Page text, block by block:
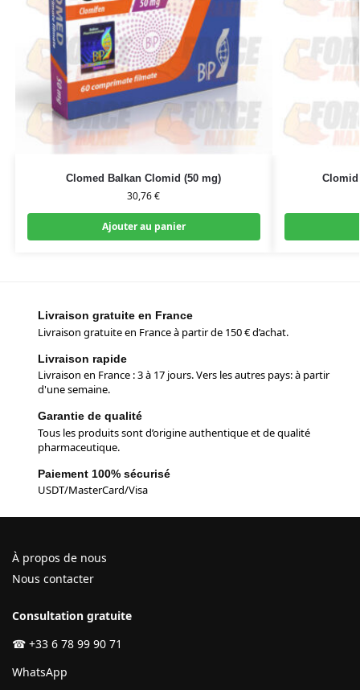
Clomed Balkan Clomid (50 mg)
30,76€
Ajouter au panier
Clomid
Livraison gratuite en France
Livraison gratuite en France à partir de 150 € d’achat.
Livraison rapide
Livraison en France : 3 à 17 jours. Vers les autres pays: à partir
d'une semaine.
Garantie de qualité
Tous les produits sont d’origine authentique et de qualité
pharmaceutique.
Paiement 100% sécurisé
USDT/MasterCard/Visa
À propos de nous
Nous contacter
Consultation gratuite
☎ +33 6 78 99 90 71
WhatsApp